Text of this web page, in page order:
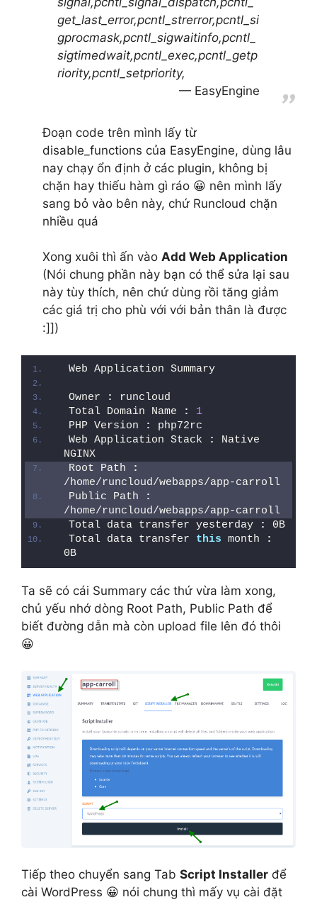
get_last_error,pcntl_strerror,pcntl_si
gprocmask,pcntl_sigwaitinfo,pcntl_
sigtimedwait,pcntl_exec,pcntl_getp
riority,pcntl_setpriority,
EasyEngine
Đoạn code trên mình lấy từ
disable_functions của EasyEngine, dùng lâu
nay chạy ổn định ở các plugin, không bị
chặn hay thiếu hàm gì ráo 😀 nên mình lấy
sang bỏ vào bên này, chứ Runcloud chặn
nhiều quá
Xong xuôi thì ấn vào Add Web Application
(Nói chung phần này bạn có thể sửa lại sau
này tùy thích, nên chứ dùng rồi tăng giảm
các giá trị cho phù với với bản thân là được
:]])
Web Application Summary
Owner :
runcloud
Total Domain Name
:
1
PHP Version
:
php72rc
Web Application Stack
:
Native
NGINX
Root Path
:
/home/runcloud/webapps/app-carroll
Public Path
:
/home/runcloud/webapps/app-carroll
Total data transfer yesterday
:
0B
Total data transfer this month
:
0B
Ta sẽ có cái Summary các thứ vừa làm xong,
chủ yếu nhớ dòng Root Path, Public Path để
biết đường dẫn mà còn upload file lên đó thôi
😀
Tiếp theo chuyển sang Tab Script Installer để
cài WordPress 😀 nói chung thì mấy vụ cài đặt